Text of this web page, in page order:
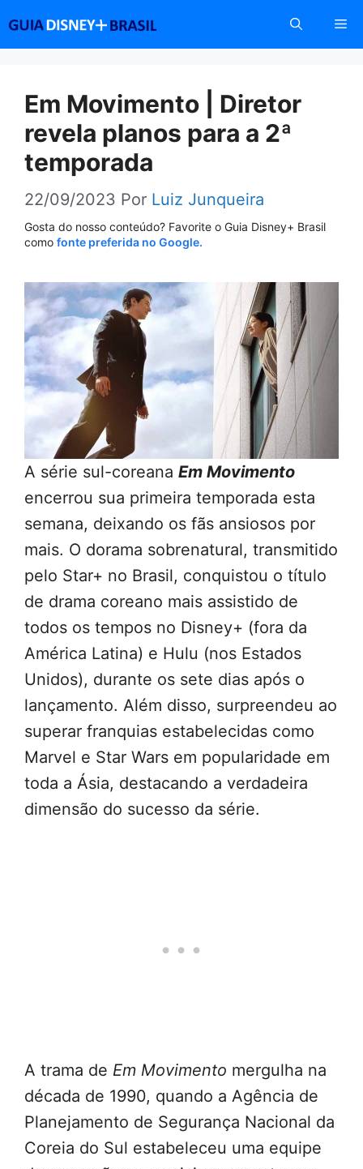
conteúdo
Em Movimento | Diretor
revela planos para a 2ª
temporada
22/09/2023 Por Luiz Junqueira
Gosta do nosso conteúdo? Favorite o Guia Disney+ Brasil
como fonte preferida no Google.
A série sul-coreana Em Movimento
encerrou sua primeira temporada esta
semana, deixando os fãs ansiosos por
mais. O dorama sobrenatural, transmitido
pelo Star+ no Brasil, conquistou o título
de drama coreano mais assistido de
todos os tempos no Disney+ (fora da
América Latina) e Hulu (nos Estados
Unidos), durante os sete dias após o
lançamento. Além disso, surpreendeu ao
superar franquias estabelecidas como
Marvel e Star Wars em popularidade em
toda a Ásia, destacando a verdadeira
dimensão do sucesso da série.
A trama de Em Movimento mergulha na
década de 1990, quando a Agência de
Planejamento de Segurança Nacional da
Coreia do Sul estabeleceu uma equipe